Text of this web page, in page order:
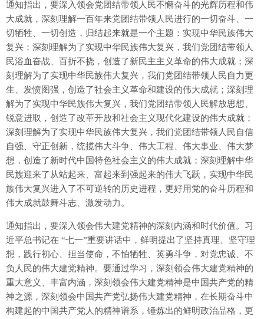
通知指出，要深入领会党团结带领人民不懈奋斗的光辉历程和伟
大成就，深刻理解一百年来党团结带领人民进行的一切奋斗、一
切牺牲、一切创造，归结起来就是一个主题：实现中华民族伟大
复兴；深刻理解为了实现中华民族伟大复兴，我们党团结带领人
民浴血奋战、百折不挠，创造了新民主主义革命的伟大成就；深
刻理解为了实现中华民族伟大复兴，我们党团结带领人民自力更
生、发愤图强，创造了社会主义革命和建设的伟大成就；深刻理
解为了实现中华民族伟大复兴，我们党团结带领人民解放思想、
锐意进取，创造了改革开放和社会主义现代化建设的伟大成就；
深刻理解为了实现中华民族伟大复兴，我们党团结带领人民自信
自强、守正创新，统揽伟大斗争、伟大工程、伟大事业、伟大梦
想，创造了新时代中国特色社会主义的伟大成就；深刻理解中华
民族迎来了从站起来、富起来到强起来的伟大飞跃，实现中华民
族伟大复兴进入了不可逆转的历史进程，更好用党的奋斗历程和
伟大成就鼓舞斗志、激发动力。
通知指出，要深入领会伟大建党精神的深刻内涵和时代价值。习
近平总书记在 “七一”重要讲话中，鲜明提出了坚持真理、坚守理
想，践行初心、担当使命，不怕牺牲、英勇斗争，对党忠诚、不
负人民的伟大建党精神。要通过学习，深刻领会伟大建党精神的
重大意义、丰富内涵，深刻领会伟大建党精神是中国共产党的精
神之源，深刻领会中国共产党弘扬伟大建党精神，在长期奋斗中
构建起的中国共产党人的精神谱系，锤炼出的鲜明政治品格，更